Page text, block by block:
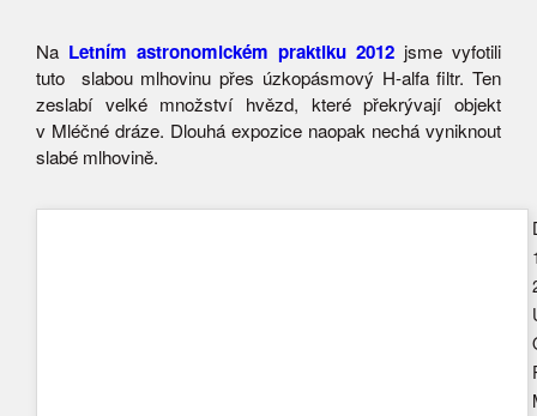
Na Letním astronomickém praktiku 2012 jsme vyfotili
tuto slabou mlhovinu přes úzkopásmový H-alfa filtr. Ten
zeslabí velké množství hvězd, které překrývají objekt
v Mléčné dráze. Dlouhá expozice naopak nechá vyniknout
slabé mlhovině.